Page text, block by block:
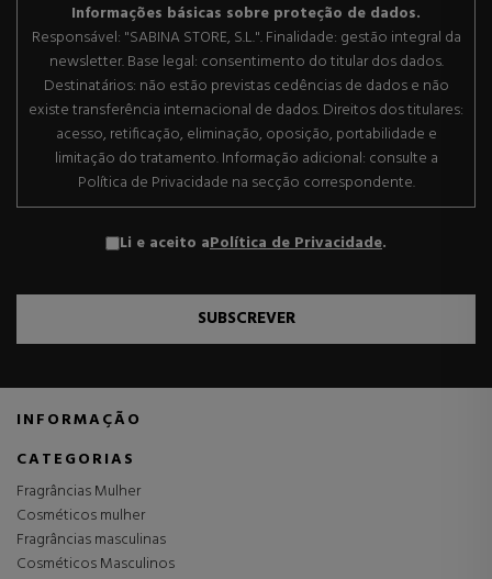
Informações básicas sobre proteção de dados.
Responsável: "SABINA STORE, S.L.". Finalidade: gestão integral da
newsletter. Base legal: consentimento do titular dos dados.
Destinatários: não estão previstas cedências de dados e não
existe transferência internacional de dados. Direitos dos titulares:
acesso, retificação, eliminação, oposição, portabilidade e
limitação do tratamento. Informação adicional: consulte a
Política de Privacidade na secção correspondente.
Li e aceito aPolítica de Privacidade.
SUBSCREVER
INFORMAÇÃO
CATEGORIAS
Fragrâncias Mulher
Cosméticos mulher
Fragrâncias masculinas
Cosméticos Masculinos